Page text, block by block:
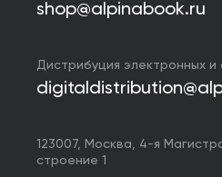
shop@alpinabook.ru
Дистрибуция электронных и
123007, Москва, 4-я
строение 1